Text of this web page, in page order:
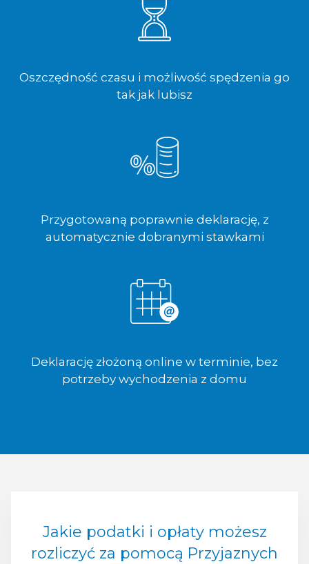
Oszczędność czasu i możliwość spędzenia go
tak jak lubisz
Przygotowaną poprawnie deklarację, z
automatycznie dobranymi stawkami
Deklarację złożoną online w terminie, bez
potrzeby wychodzenia z domu
Jakie podatki i opłaty możesz
rozliczyć za pomocą Przyjaznych